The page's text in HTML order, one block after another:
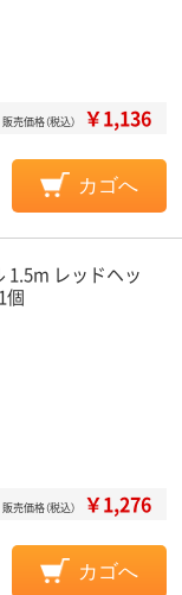
販売価格（税込） ￥1,136
カゴへ
1.5m レッドヘッ
個
販売価格（税込） ￥1,276
カゴへ